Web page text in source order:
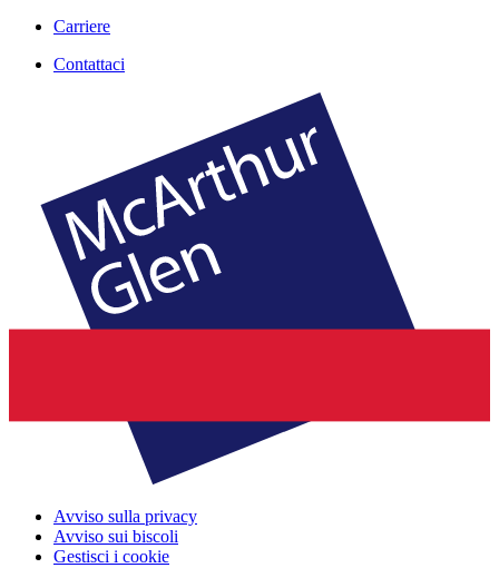
Carriere
Contattaci
Avviso sulla privacy
Avviso sui biscoli
Gestisci i cookie